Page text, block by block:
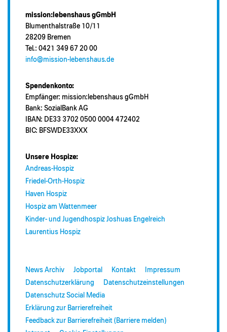
mission:lebenshaus gGmbH
Blumenthalstraße 10/11
28209 Bremen
Tel.: 0421 349 67 20 00
info@mission-lebenshaus.de
Spendenkonto:
Empfänger: mission:lebenshaus gGmbH
Bank: SozialBank AG
IBAN: DE33 3702 0500 0004 472402
BIC: BFSWDE33XXX
Unsere Hospize:
Andreas-Hospiz
Friedel-Orth-Hospiz
Haven Hospiz
Hospiz am Wattenmeer
Kinder- und Jugendhospiz Joshuas Engelreich
Laurentius Hospiz
News Archiv Jobportal Kontakt
Impressum
Datenschutzerklärung
Datenschutzeinstellungen
Datenschutz Social Media
Erklärung zur Barrierefreiheit
Feedback zur Barrierefreiheit (Barriere melden)